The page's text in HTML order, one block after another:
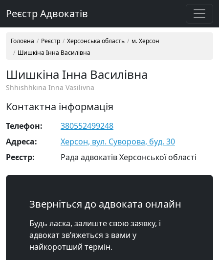
Реєстр Адвокатів
Головна Реєстр Херсонська область
м. Херсон
Шишкіна Інна Василівна
Шишкіна Інна Василівна
Shhishhkina Inna Vasilivna
Контактна інформація
Телефон:
380552499248
Адреса:
Херсон, вул. Суворова, буд. 30
Реєстр:
Рада адвокатів Херсонської області
Зверніться до адвоката онлайн
Будь ласка, залиште свою заявку, і
адвокат зв’яжеться з вами у
найкоротший термін.